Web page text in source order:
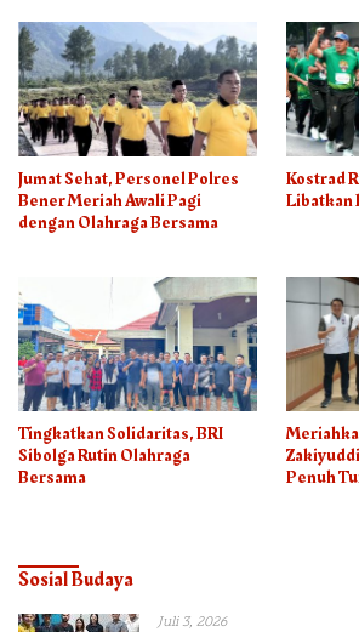
Jumat Sehat, Personel Polres
Bener Meriah Awali Pagi
dengan Olahraga Bersama
Kostrad
Libatkan
Tingkatkan Solidaritas, BRI
Sibolga Rutin Olahraga
Bersama
Penuh
Sosial Budaya
Juli 3, 2026